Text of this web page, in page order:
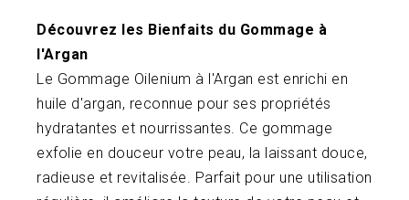
Découvrez les Bienfaits du Gommage à
l'Argan
Le Gommage Oilenium à l'Argan est enrichi en
huile d'argan, reconnue pour ses propriétés
hydratantes et nourrissantes. Ce gommage
exfolie en douceur votre peau, la laissant douce,
radieuse et revitalisée. Parfait pour une utilisation